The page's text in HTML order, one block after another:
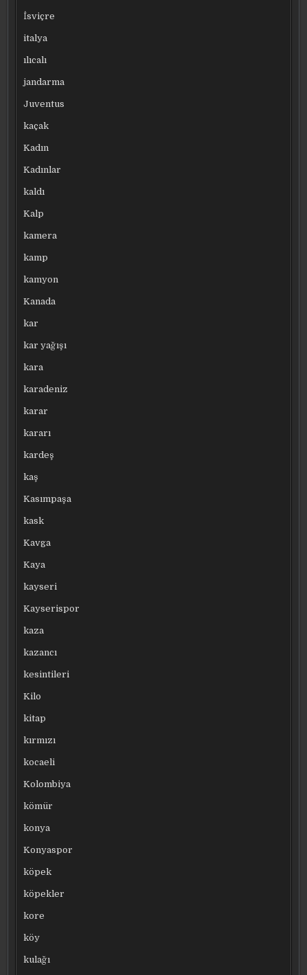
İsviçre
italya
ılıcalı
jandarma
Juventus
kaçak
Kadın
Kadınlar
kaldı
Kalp
kamera
kamp
kamyon
Kanada
kar
kar yağışı
kara
karadeniz
karar
kararı
kardeş
kaş
Kasımpaşa
kask
Kavga
Kaya
kayseri
Kayserispor
kaza
kazancı
kesintileri
Kilo
kitap
kırmızı
kocaeli
Kolombiya
kömür
konya
Konyaspor
köpek
köpekler
kore
köy
kulağı